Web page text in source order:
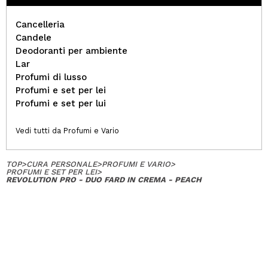
Cancelleria
Candele
Deodoranti per ambiente
Lar
Profumi di lusso
Profumi e set per lei
Profumi e set per lui
Vedi tutti da Profumi e Vario
TOP>CURA PERSONALE>PROFUMI E VARIO>
PROFUMI E SET PER LEI>
REVOLUTION PRO - DUO FARD IN CREMA - PEACH